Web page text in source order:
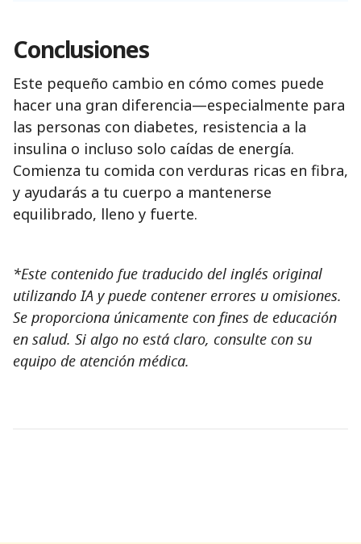
Conclusiones
Este pequeño cambio en cómo comes puede
hacer una gran diferencia—especialmente para
las personas con diabetes, resistencia a la
insulina o incluso solo caídas de energía.
Comienza tu comida con verduras ricas en fibra,
y ayudarás a tu cuerpo a mantenerse
equilibrado, lleno y fuerte.
*Este contenido fue traducido del inglés original
utilizando IA y puede contener errores u omisiones.
Se proporciona únicamente con fines de educación
en salud. Si algo no está claro, consulte con su
equipo de atención médica.